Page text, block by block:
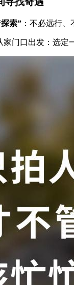
索” ：不必远行
家门口出发：选